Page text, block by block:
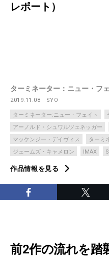
レポート）
ターミネーター：ニュー・フ
2019.11.08 SYO
ターミネーター:ニュー・フェイト
アーノルド・シュワルツェネッガー
マッケンジー・デイヴィス
ターミ
ジェームズ・キャメロン
IMAX
作品情報を見る
前2作の流れを踏